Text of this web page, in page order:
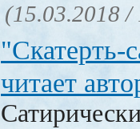
(15.03.2018 /
"Скатерть-
читает